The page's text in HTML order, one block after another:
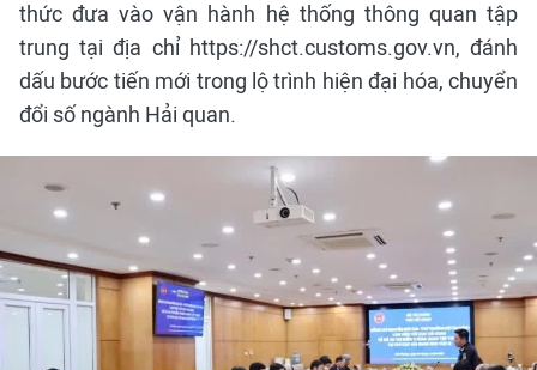
thức đưa vào vận hành hệ thống thông quan tập
trung tại địa chỉ https://shct.customs.gov.vn, đánh
dấu bước tiến mới trong lộ trình hiện đại hóa, chuyển
đổi số ngành Hải quan.